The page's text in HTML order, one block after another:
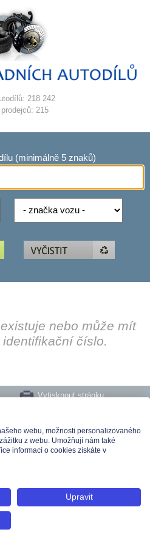
218 242
215
(minimálně 5 znaků)
nebo může mít
číslo.
Vytisknout stránku
| Provozovna: tř. T.Bati 299,
02 Zlín
88/9, 110 00 Praha 1 - Staré Město, IČO:
v OR vedeném u Městského soudu v
webu, možnosti personalizovaného
z webu. Umožňují nám také
informací o cookies získáte v
Upravit